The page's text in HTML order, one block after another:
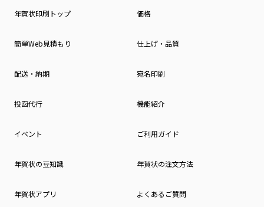
年賀状印刷トップ 価格
簡単Web見積もり 仕上げ・品質
配送・納期 宛名印刷
投函代行 機能紹介
イベント ご利用ガイド
年賀状の豆知識 年賀状の注文方法
年賀状アプリ よくあるご質問